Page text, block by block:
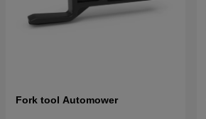
Fork tool Automower